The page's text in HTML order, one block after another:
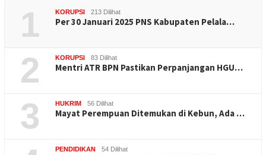
1 KORUPSI 213 Dilihat
Per 30 Januari 2025 PNS Kabupaten Pelala…
2 KORUPSI 83 Dilihat
Mentri ATR BPN Pastikan Perpanjangan HGU…
3 HUKRIM 56 Dilihat
Mayat Perempuan Ditemukan di Kebun, Ada …
PENDIDIKAN 54 Dilihat